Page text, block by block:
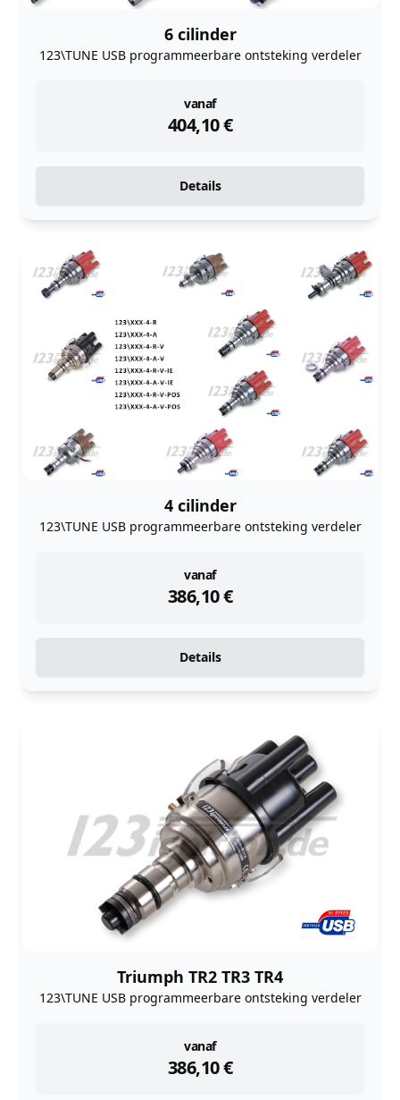
6 cilinder
123\TUNE USB programmeerbare ontsteking verdeler
vanaf
404,10€
instock
Details
4 cilinder
123\TUNE USB programmeerbare ontsteking verdeler
vanaf
386,10€
instock
Details
Triumph TR2 TR3 TR4
123\TUNE USB programmeerbare ontsteking verdeler
vanaf
386,10€
instock